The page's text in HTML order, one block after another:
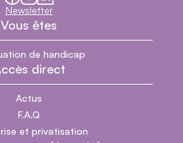
Newsletter
Vous êtes
de handicap
direct
Actus
F.A.Q
et privatisation